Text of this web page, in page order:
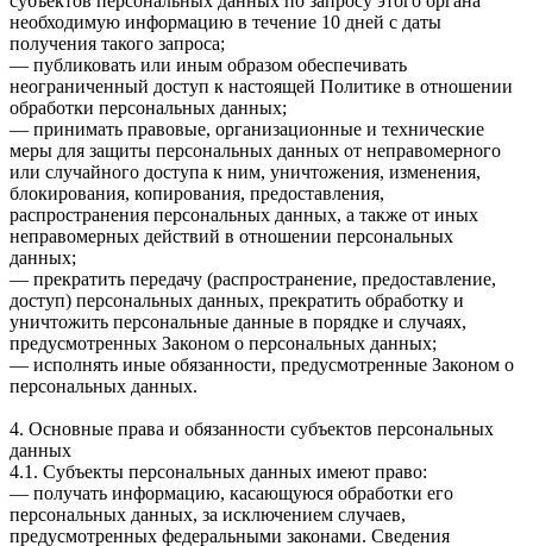
необходимую информацию в течение 10 дней с даты
получения такого запроса;
— публиковать или иным образом обеспечивать
неограниченный доступ к настоящей Политике в отношении
обработки персональных данных;
— принимать правовые, организационные и технические
меры для защиты персональных данных от неправомерного
или случайного доступа к ним, уничтожения, изменения,
блокирования, копирования, предоставления,
распространения персональных данных, а также от иных
неправомерных действий в отношении персональных
данных;
— прекратить передачу (распространение, предоставление,
доступ) персональных данных, прекратить обработку и
уничтожить персональные данные в порядке и случаях,
предусмотренных Законом о персональных данных;
— исполнять иные обязанности, предусмотренные Законом о
персональных данных.
4. Основные права и обязанности субъектов персональных
данных
4.1. Субъекты персональных данных имеют право:
— получать информацию, касающуюся обработки его
персональных данных, за исключением случаев,
предусмотренных федеральными законами. Сведения